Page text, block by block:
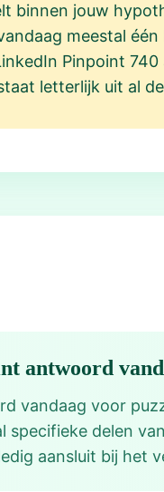
binnen jouw
meestal
Pinpoint
letterlijk uit al
antwoord
vandaag voor
specifieke delen
aansluit bij het